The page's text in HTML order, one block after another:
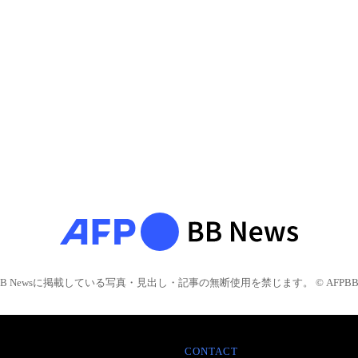
Newsに掲載している写真・見出し・記事の無断使用を禁じます。 © AFPBB
CONTACT